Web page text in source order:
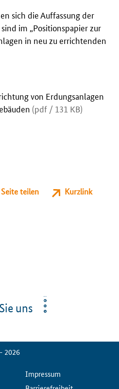
sich die Auffassung der
im „Positionspapier zur
in neu zu errichtenden
von Erdungsanlagen
(pdf / 131 KB)
Seite teilen Kurzlink
uns
2026
ServiceMenuImpressum